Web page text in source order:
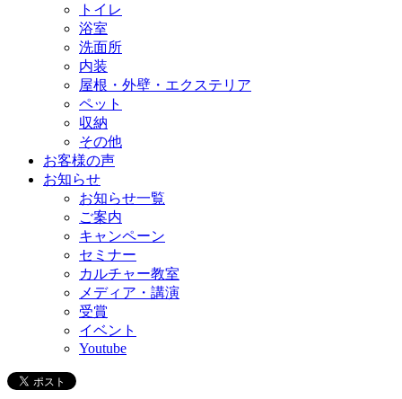
トイレ
浴室
洗面所
内装
屋根・外壁・エクステリア
ペット
収納
その他
お客様の声
お知らせ
お知らせ一覧
ご案内
キャンペーン
セミナー
カルチャー教室
メディア・講演
受賞
イベント
Youtube